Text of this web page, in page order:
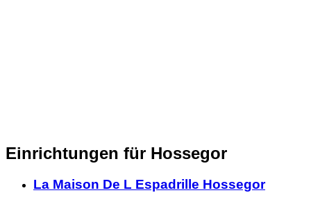
Einrichtungen für Hossegor
La Maison De L Espadrille Hossegor